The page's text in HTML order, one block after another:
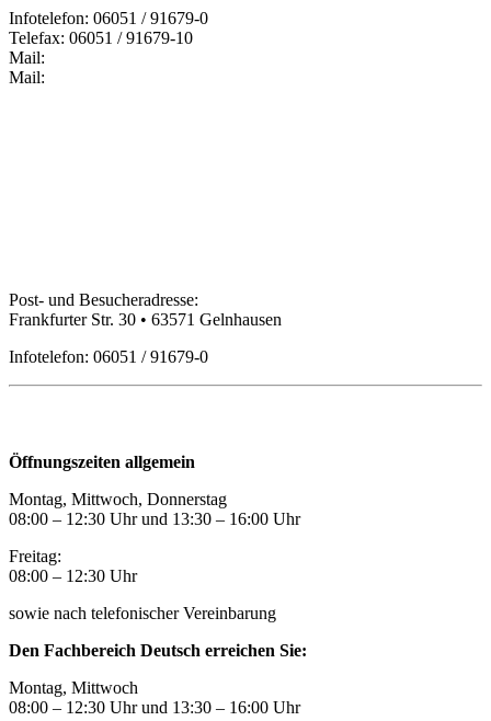
Infotelefon: 06051 / 91679-0
Telefax: 06051 / 91679-10
Mail:
Mail:
Post- und Besucheradresse:
Frankfurter Str. 30 • 63571 Gelnhausen
Infotelefon: 06051 / 91679-0
Öffnungszeiten allgemein
Montag, Mittwoch, Donnerstag
08:00 – 12:30 Uhr und 13:30 – 16:00 Uhr
Freitag:
08:00 – 12:30 Uhr
sowie nach telefonischer Vereinbarung
Den Fachbereich Deutsch erreichen Sie:
Montag, Mittwoch
08:00 – 12:30 Uhr und 13:30 – 16:00 Uhr